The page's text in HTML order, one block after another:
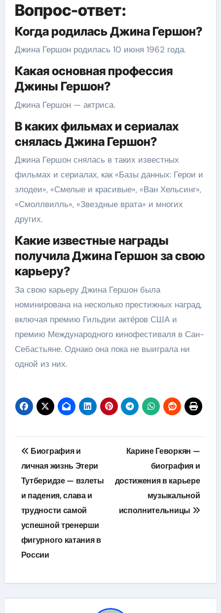
Вопрос-ответ:
Когда родилась Джина Гершон?
Джина Гершон родилась 10 июня 1962 года.
Какая основная профессия
Джины Гершон?
Джина Гершон — актриса.
В каких фильмах и сериалах
снялась Джина Гершон?
Джина Гершон снялась в таких известных
фильмах и сериалах, как «Базы данных: Герои и
злодеи», «Смелые и красивые», «Ван Хельсинг»,
«Смоллвилль», «Звездные врата» и многих
других.
Какие известные награды
получила Джина Гершон за свою
карьеру?
За свою карьеру Джина Гершон была
номинирована на несколько престижных наград,
включая премию Гильдии актёров США и
премию Международного кинофестиваля в Сан-
Себастьяне. Однако она пока не выиграла ни
одной из них.
Навигация
по
записям
Биография и
личная жизнь Этери
Тутберидзе — взлеты
и падения, слава и
трудности самой
успешной тренерши
фигурного катания в
России
Карине Геворкян —
биография и
достижения в карьере
музыкальной
исполнительницы